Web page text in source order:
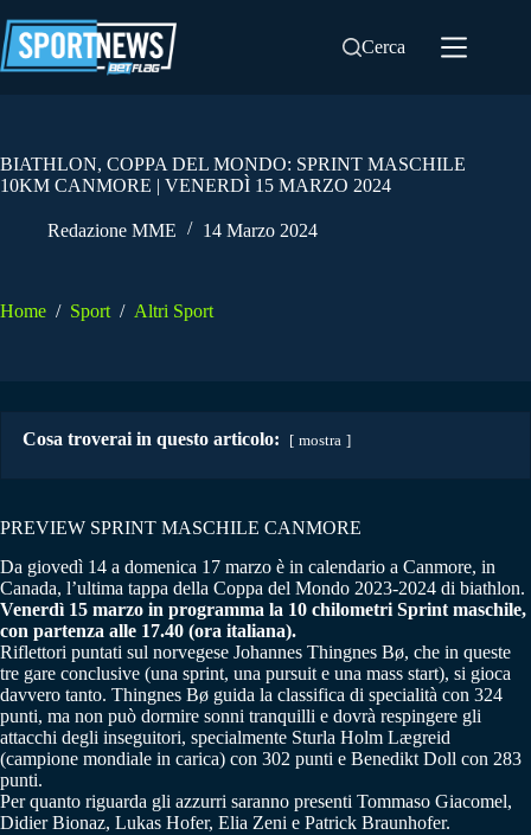
al
contenuto
Cerca
BIATHLON, COPPA DEL MONDO: SPRINT MASCHILE
10KM CANMORE | VENERDÌ 15 MARZO 2024
Redazione MME 14 Marzo 2024
Home / Sport / Altri Sport
Cosa troverai in questo articolo: mostra
PREVIEW SPRINT MASCHILE CANMORE
Da giovedì 14 a domenica 17 marzo è in calendario a Canmore, in
Canada, l’ultima tappa della Coppa del Mondo 2023-2024 di biathlon.
Venerdì 15 marzo in programma la 10 chilometri Sprint maschile,
con partenza alle 17.40 (ora italiana).
Riflettori puntati sul norvegese Johannes Thingnes Bø, che in queste
tre gare conclusive (una sprint, una pursuit e una mass start), si gioca
davvero tanto. Thingnes Bø guida la classifica di specialità con 324
punti, ma non può dormire sonni tranquilli e dovrà respingere gli
attacchi degli inseguitori, specialmente Sturla Holm Lægreid
(campione mondiale in carica) con 302 punti e Benedikt Doll con 283
punti.
Per quanto riguarda gli azzurri saranno presenti Tommaso Giacomel,
Didier Bionaz, Lukas Hofer, Elia Zeni e Patrick Braunhofer.